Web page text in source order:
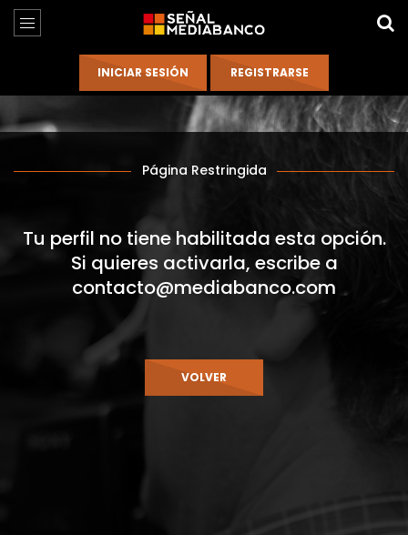
Página Restringida
Tu perfil no tiene habilitada esta opción.
Si quieres activarla, escribe a
contacto@mediabanco.com